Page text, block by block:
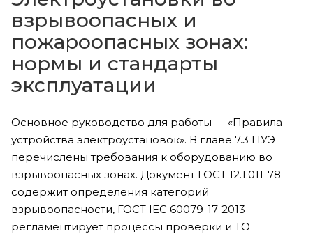
взрывоопасных и
пожароопасных зонах:
нормы и стандарты
эксплуатации
Основное руководство для работы — «Правила
устройства электроустановок». В главе 7.3 ПУЭ
перечислены требования к оборудованию во
взрывоопасных зонах. Документ ГОСТ 12.1.011-78
содержит определения категорий
взрывоопасности, ГОСТ IEC 60079-17-2013
регламентирует процессы проверки и ТО